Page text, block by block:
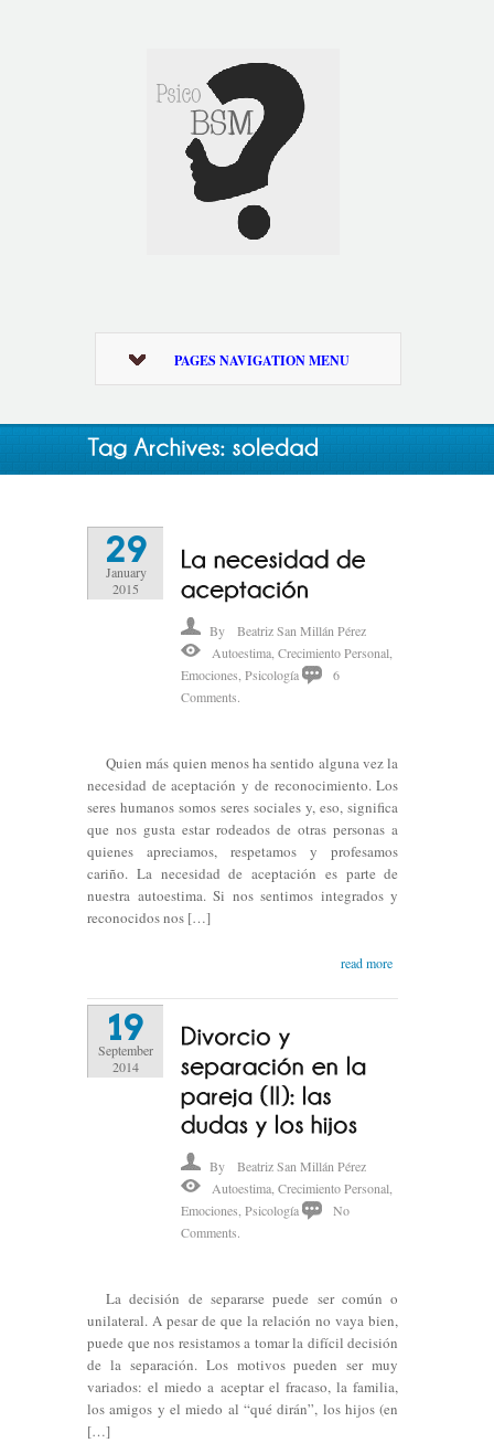
PAGES NAVIGATION MENU
29
January
2015
By Beatriz San Millán Pérez
Autoestima Crecimiento Personal
Emociones Psicología
6
Comments.
Quien más quien menos ha sentido alguna vez la
necesidad de aceptación y de reconocimiento. Los
seres humanos somos seres sociales y, eso, significa
que nos gusta estar rodeados de otras personas a
quienes apreciamos, respetamos y profesamos
cariño. La necesidad de aceptación es parte de
nuestra autoestima. Si nos sentimos integrados y
reconocidos nos […]
read more
19
September
2014
By Beatriz San Millán Pérez
Autoestima, Crecimiento Personal,
Emociones, Psicología
No
Comments.
La decisión de separarse puede ser común o
unilateral. A pesar de que la relación no vaya bien,
puede que nos resistamos a tomar la difícil decisión
de la separación. Los motivos pueden ser muy
variados: el miedo a aceptar el fracaso, la familia,
los amigos y el miedo al “qué dirán”, los hijos (en
[…]